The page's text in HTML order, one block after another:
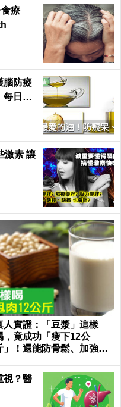
療
腦防癡
每日健
激素 讓
人實證：「豆漿」這樣
，竟成功「瘦下12公
」！還能防骨鬆、加強代
視？醫